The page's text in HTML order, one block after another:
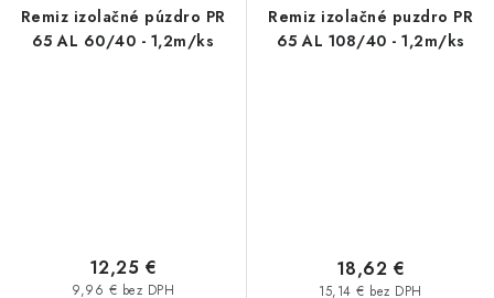
Remiz izolačné púzdro PR
65 AL 60/40 - 1,2m/ks
9,96 € bez DPH
12,25 €
Remiz izolačné puzdro PR
65 AL 108/40 - 1,2m/ks
15,14 € bez DPH
18,62 €